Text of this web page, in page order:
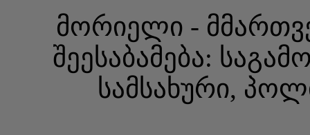
მორიელი -
შეესაბამება:
სამსახური,